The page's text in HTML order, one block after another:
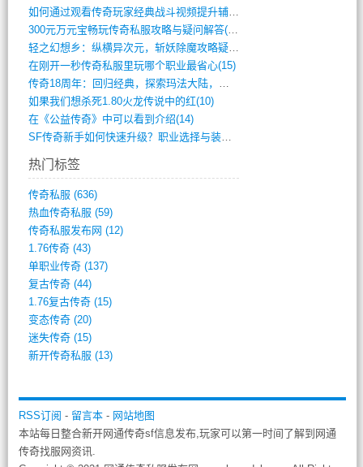
如何通过观看传奇玩家经典战斗视频提升辅助(661)
300元万元宝畅玩传奇私服攻略与疑问解答(828)
轻之幻想乡：纵横异次元，斩妖除魔攻略疑云(404)
在刚开一秒传奇私服里玩哪个职业最省心(15)
传奇18周年：回归经典，探索玛法大陆，寻(798)
如果我们想杀死1.80火龙传说中的红(10)
在《公益传奇》中可以看到介绍(14)
SF传奇新手如何快速升级？职业选择与装备(711)
热门标签
传奇私服 (636)
热血传奇私服 (59)
传奇私服发布网 (12)
1.76传奇(43)
单职业传奇(137)
复古传奇(44)
1.76复古传奇(15)
变态传奇(20)
迷失传奇(15)
新开传奇私服 (13)
RSS订阅 - 留言本- 网站地图
本站每日整合新开网通传奇sf信息发布,玩家可以第一时间了解到网通
传奇找服网资讯.